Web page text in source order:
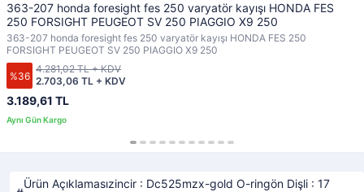
363-207 honda foresight fes 250 varyatör kayışı HONDA FES
250 FORSIGHT PEUGEOT SV 250 PIAGGIO X9 250
363-207 honda foresight fes 250 varyatör kayışı HONDA FES 250
FORSIGHT PEUGEOT SV 250 PIAGGIO X9 250
%36
3.189,61 TL
2.703,06 TL + KDV
4.281,02 TL + KDV
Ürün Açıklamasızincir : Dc525mzx-gold O-ringön Dişli : 17